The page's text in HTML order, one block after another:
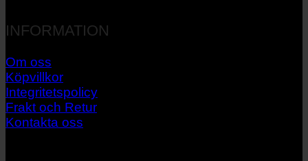
INFORMATION
Om oss
Köpvillkor
Integritetspolicy
Frakt och Retur
Kontakta oss